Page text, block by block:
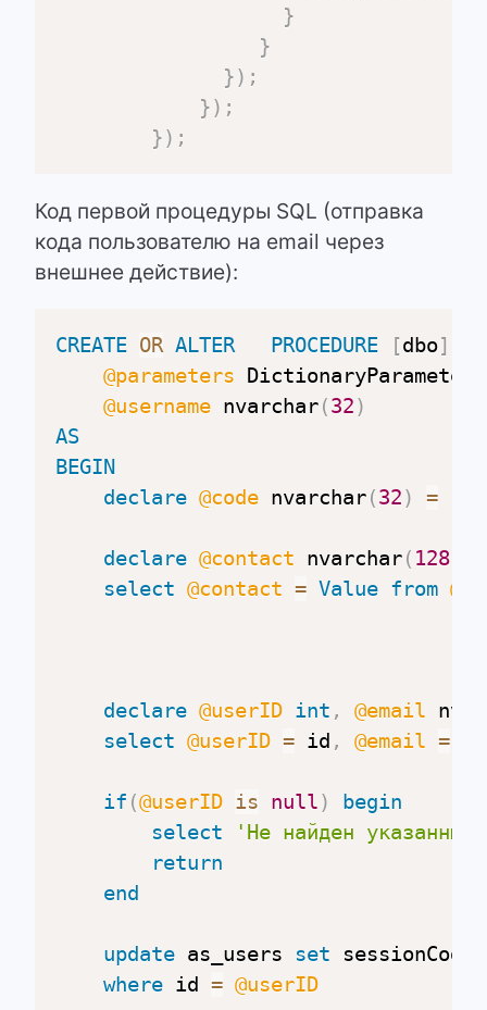
}
}
}) ;
}) ;
}) ;
Код первой процедуры SQL (отправка
кода пользователю на email через
внешнее действие):
CREATE OR ALTER PROCEDURE [dbo]
@parameters DictionaryParameter
@username nvarchar(32)
AS
BEGIN
declare @code nvarchar(32) =
declare @contact nvarchar( 128
select @contact = Value from
declare @userID int , @email
select @userID = id , @email =
if (@userID is null)
begin
select
'Не найден
return
end
update as_users set sessionCode
where id = @userID